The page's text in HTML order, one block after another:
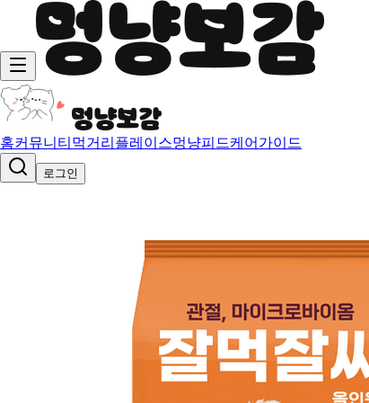
홈커뮤니티 먹거리 플레이스멍냥피드케어가이드
로그인